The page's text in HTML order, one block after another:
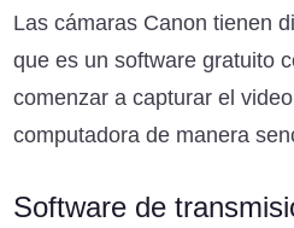
Las cámaras Canon tienen
que es un software gratuito
comenzar a capturar el
computadora de manera
Software de